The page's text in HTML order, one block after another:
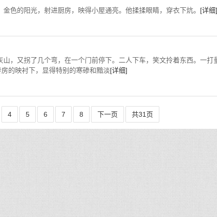
阳光，射进厨房，映得小屋通亮。他揉揉眼睛，穿衣下炕。 [详细]
拐了几个弯，在一个门前停下。二人下车，笑文拎着东西。一打
的映衬下，显得特别的寒碜和黯淡[详细]
4 5 6 7 8 下一页 共31页